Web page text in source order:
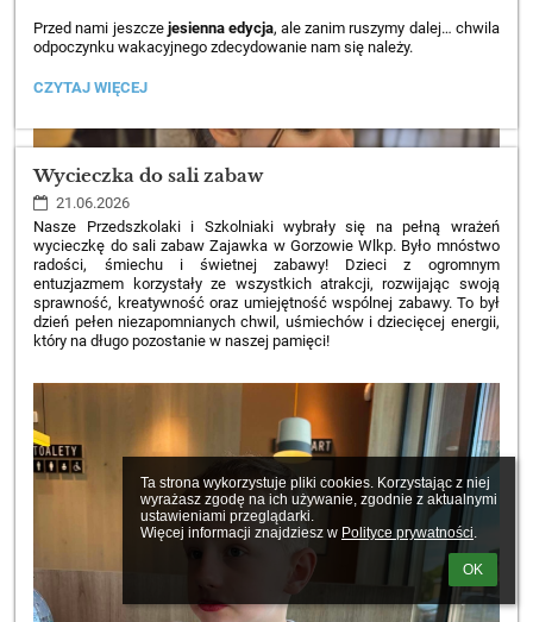
Ta strona wykorzystuje pliki cookies. Korzystając z niej
wyrażasz zgodę na ich używanie, zgodnie z aktualnymi
ustawieniami przeglądarki.
Więcej informacji znajdziesz w Polityce prywatności.
OK
Przed nami jeszcze jesienna edycja, ale zanim ruszymy dalej… chwila
odpoczynku wakacyjnego zdecydowanie nam się należy.
PIERWSZY
PRZYWITANY…
SZLAKU!:
CZYTAJ WIĘCEJ
Wycieczka do sali zabaw
21.06.2026
Nasze Przedszkolaki i Szkolniaki wybrały się na pełną wrażeń
wycieczkę do sali zabaw Zajawka w Gorzowie Wlkp. Było mnóstwo
radości, śmiechu i świetnej zabawy! Dzieci z ogromnym
entuzjazmem korzystały ze wszystkich atrakcji, rozwijając swoją
sprawność, kreatywność oraz umiejętność wspólnej zabawy. To był
dzień pełen niezapomnianych chwil, uśmiechów i dziecięcej energii,
który na długo pozostanie w naszej pamięci!